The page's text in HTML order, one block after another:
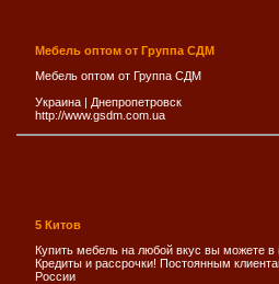
Мебель оптом от Группа СДМ
Мебель оптом от Группа СДМ
Украина | Днепропетровск
http://www.gsdm.com.ua
5 Китов
Купить мебель на любой вкус вы можете в
Кредиты и рассрочки! Постоянным
России